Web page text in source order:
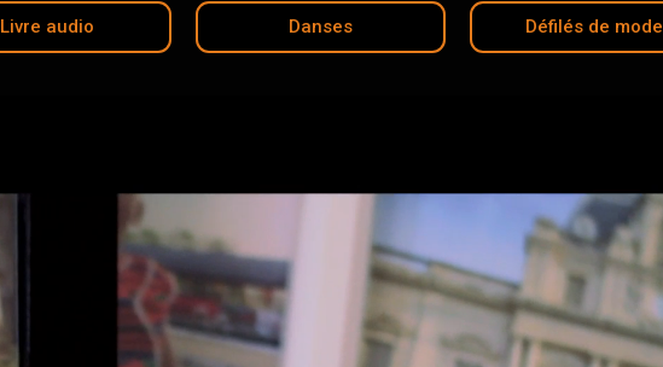
Livre audio Danses Défilés de mode